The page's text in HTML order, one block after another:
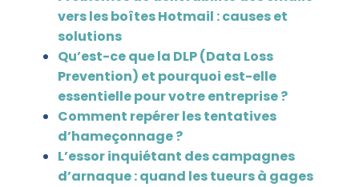
vers les boîtes Hotmail : causes et
solutions
Qu’est-ce que la DLP (Data Loss
Prevention) et pourquoi est-elle
essentielle pour votre entreprise ?
Comment repérer les tentatives
d’hameçonnage ?
L’essor inquiétant des campagnes
d’arnaque : quand les tueurs à gages